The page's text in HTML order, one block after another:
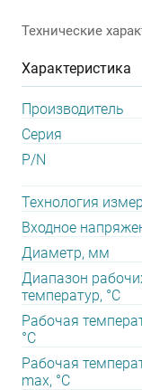
Технические
Характеристика
Производитель
Серия
P/N
Технология
Входное
Диаметр, мм
Диапазон
температур, °С
Рабочая
°С
Рабочая
max, °С